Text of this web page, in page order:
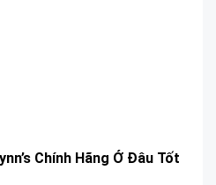
Chính Hãng Ở Đâu Tốt